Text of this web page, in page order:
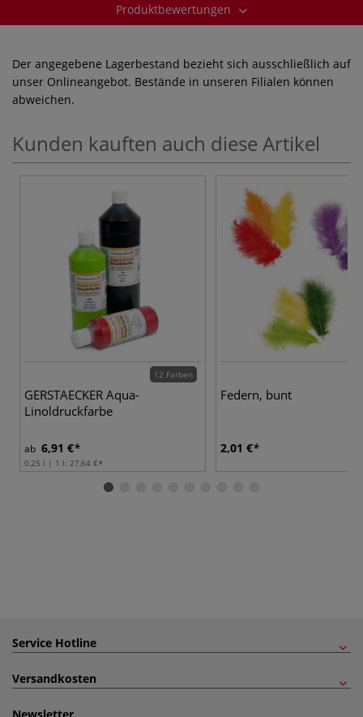
Produktbewertungen
Der angegebene Lagerbestand bezieht sich ausschließlich auf
unser Onlineangebot. Bestände in unseren Filialen können
abweichen.
Kunden kauften auch diese Artikel
12 Farben
GERSTAECKER Aqua-
Linoldruckfarbe
ab 6,91 €
0,25 l | 1 l: 27,64 €
Federn, bunt
2,01 €
Service Hotline
Versandkosten